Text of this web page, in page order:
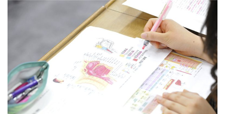
看護学部・編入学
学校生活
大学院【博士前期課程】